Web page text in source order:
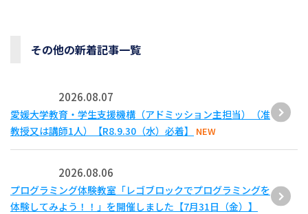
その他の新着記事一覧
2026.08.07
愛媛大学教育・学生支援機構（アドミッション主担当）（准
教授又は講師1人）【R8.9.30（水）必着】
NEW
2026.08.06
プログラミング体験教室「レゴブロックでプログラミングを
体験してみよう！！」を開催しました【7月31日（金）】